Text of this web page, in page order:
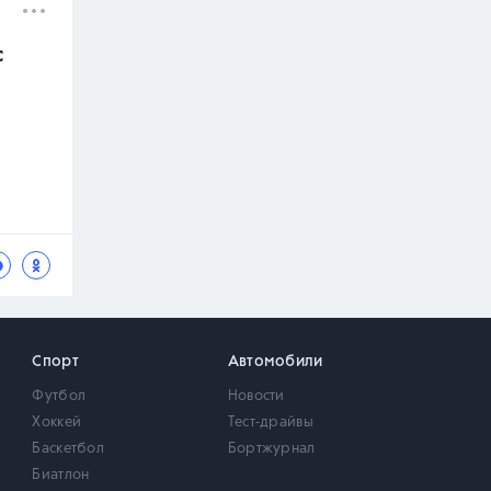
Спорт
Футбол
Хоккей
Баскетбол
Биатлон
Автомобили
Новости
Тест-драйвы
Бортжурнал